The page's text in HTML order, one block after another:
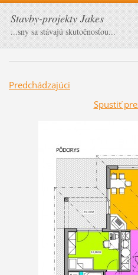
Stavby-projekty Jakes
...sny sa stávajú skutočnosťou...
Predchádzajúci
Spustiť